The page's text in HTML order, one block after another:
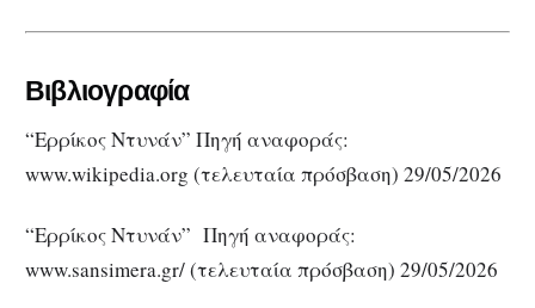
Βιβλιογραφία
“Ερρίκος Ντυνάν” Πηγή αναφοράς:
www.wikipedia.org (τελευταία πρόσβαση) 29/05/2026
“Ερρίκος Ντυνάν” Πηγή αναφοράς:
www.sansimera.gr/ (τελευταία πρόσβαση) 29/05/2026